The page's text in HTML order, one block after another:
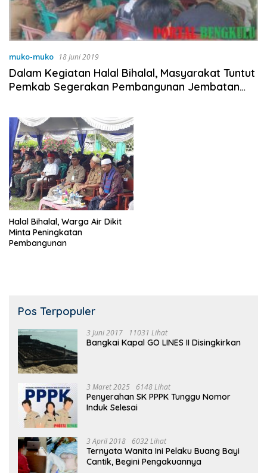
muko-muko 18 Juni 2019
Dalam Kegiatan Halal Bihalal, Masyarakat Tuntut
Pemkab Segerakan Pembangunan Jembatan
Halal Bihalal, Warga Air Dikit
Minta Peningkatan
Pembangunan
Pos Terpopuler
3 Juni 2017 11031 Lihat
Bangkai Kapal GO LINES II Disingkirkan
3 Maret 2025 6148 Lihat
Penyerahan SK PPPK Tunggu Nomor
Induk Selesai
3 April 2018 6032 Lihat
Ternyata Wanita Ini Pelaku Buang Bayi
Cantik, Begini Pengakuannya